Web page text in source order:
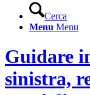
Cerca
Menu Menu
Guidare
sinistra,